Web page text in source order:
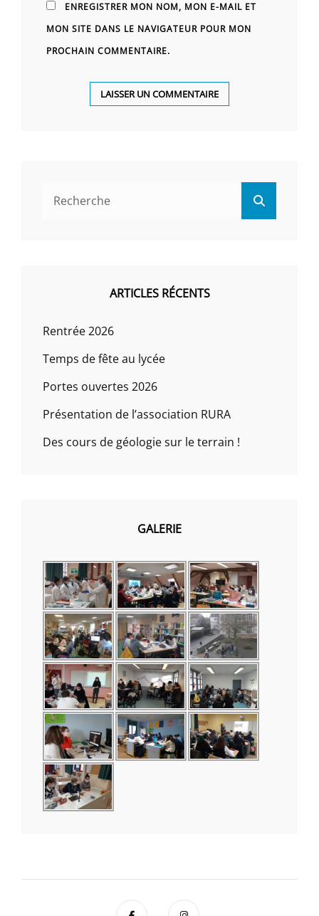
ENREGISTRER MON NOM, MON E-MAIL ET
MON SITE DANS LE NAVIGATEUR POUR MON
PROCHAIN COMMENTAIRE.
ARTICLES RÉCENTS
Rentrée 2026
Temps de fête au lycée
Portes ouvertes 2026
Présentation de l’association RURA
Des cours de géologie sur le terrain !
GALERIE